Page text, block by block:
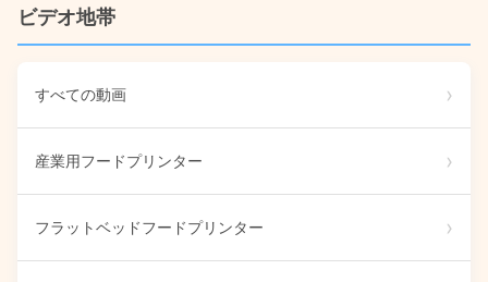
ビデオ地帯
すべての動画
産業用フードプリンター
フラットベッドフードプリンター